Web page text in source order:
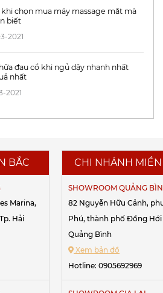
khi chọn mua máy massage mắt mà
biết
2021
đau cổ khi ngủ dậy nhanh nhất
nhất
2021
BẮC
Marina,
Hải
CHI NHÁNH MIỀN
SHOWROOM QUẢNG
82 Nguyễn Hữu Cảnh,
Phú, thành phố Đồng
Quảng Bình
Xem bản đồ
Hotline: 0905692969